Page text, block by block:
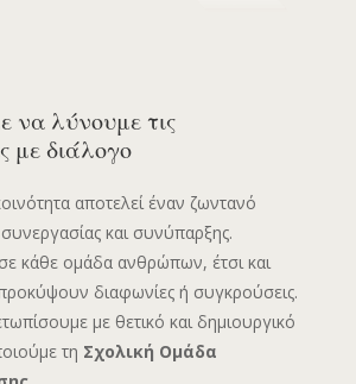
να λύνουμε τις
με διάλογο
αποτελεί έναν ζωντανό
και συνύπαρξης.
κάθε ομάδα ανθρώπων, έτσι και
διαφωνίες ή συγκρούσεις.
με θετικό και δημιουργικό
τη Σχολική Ομάδα